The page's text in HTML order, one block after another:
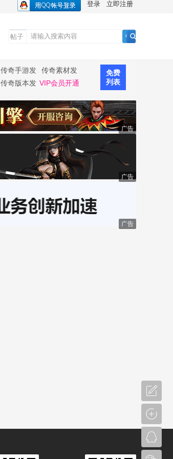
登录 立即注册
帖子
传奇手游发
布
传奇素材发
布
传奇版本发 VIP会员开通
免费
列表
广告
广告
广告